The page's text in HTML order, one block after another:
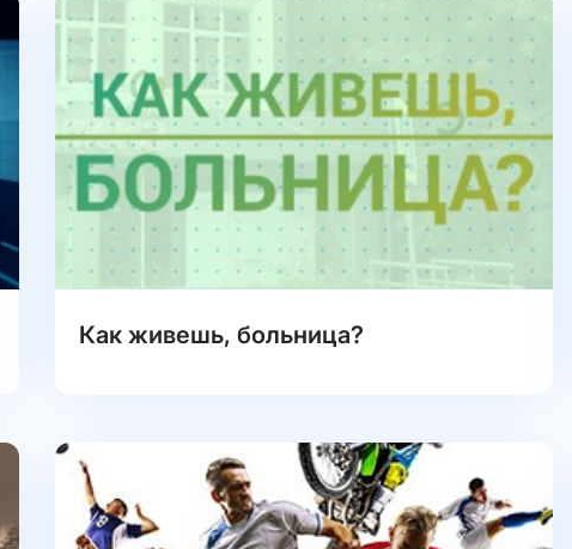
Как живешь, больница?